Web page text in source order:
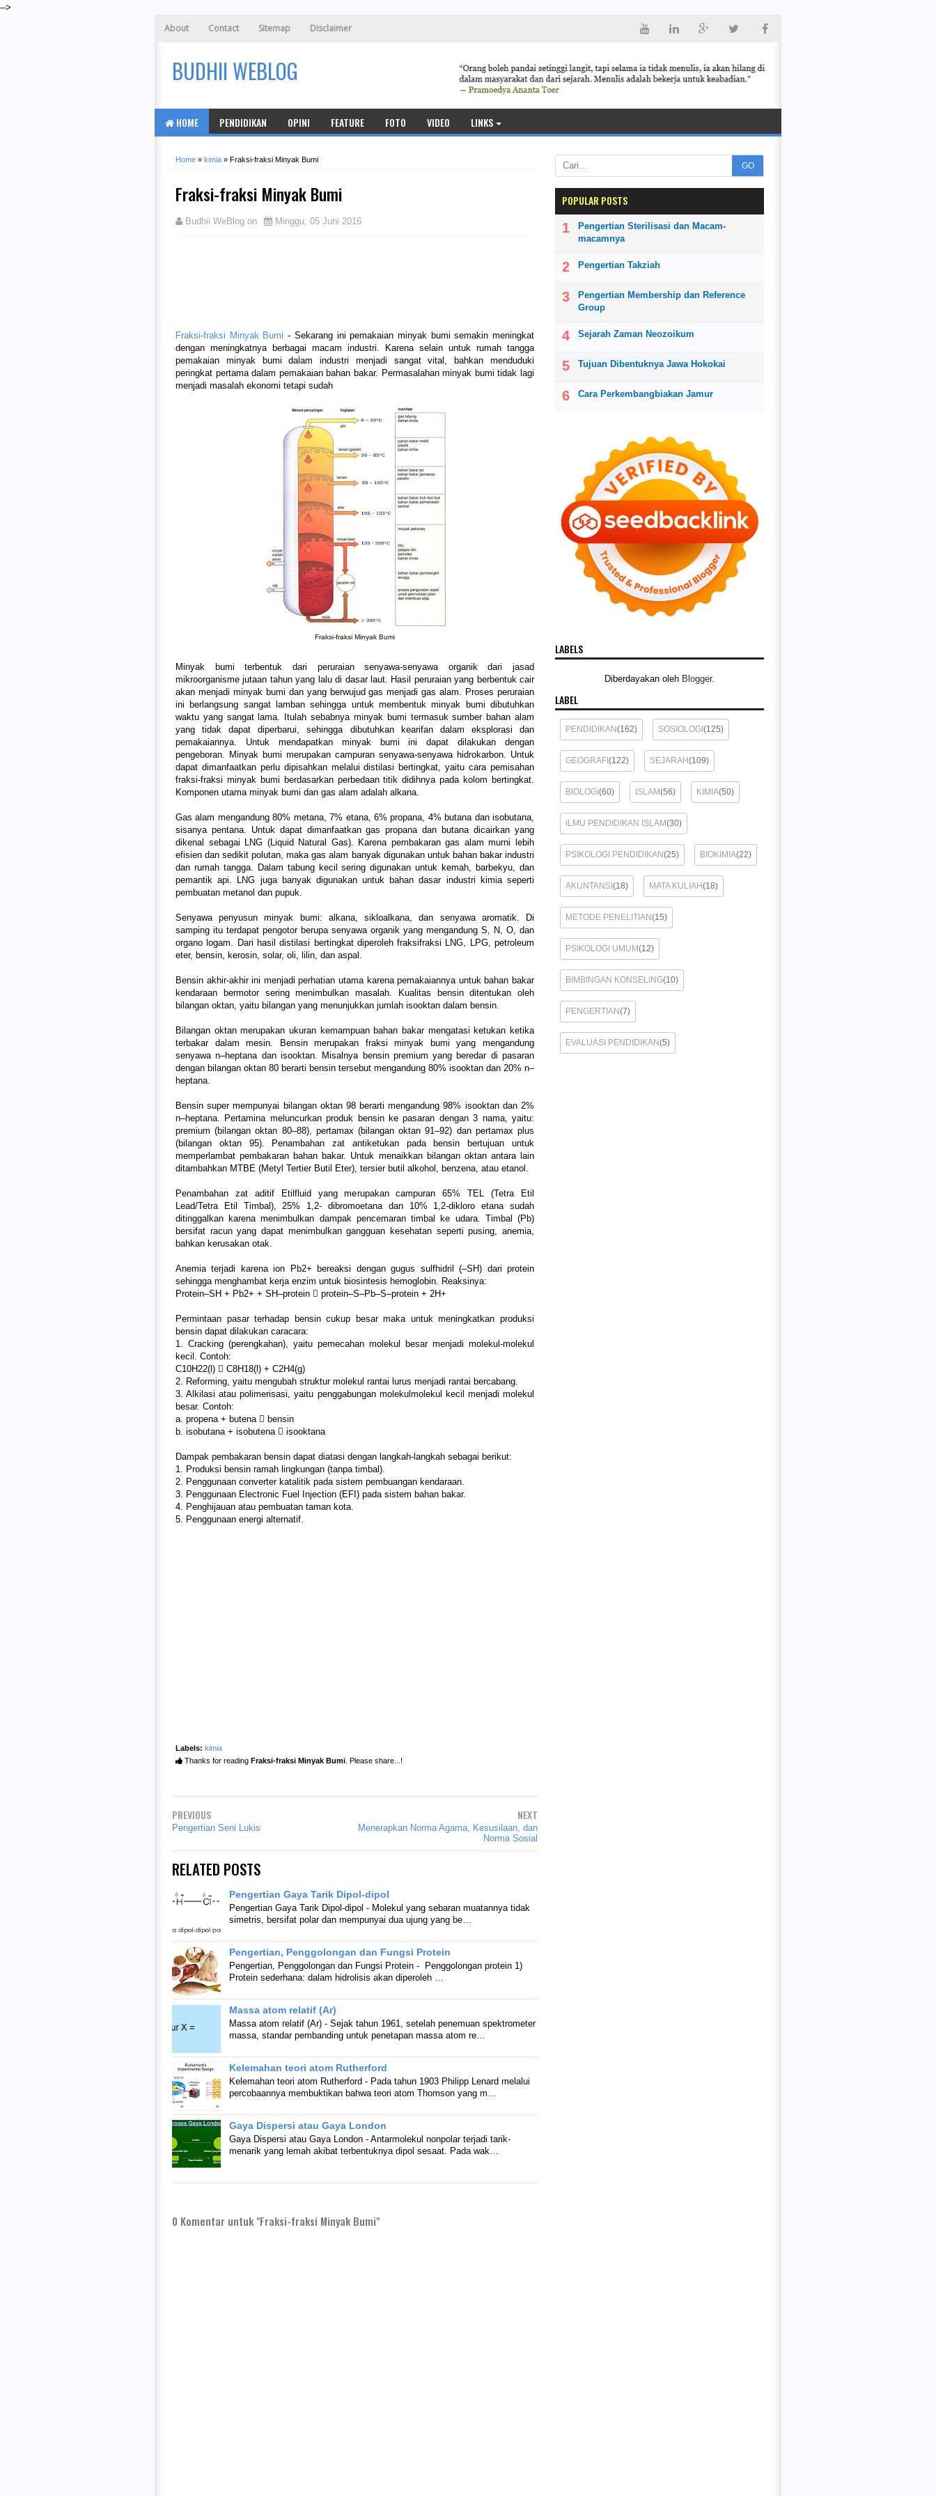
-->
About Contact Sitemap Disclaimer
BUDHII WEBLOG
HOME PENDIDIKAN OPINI FEATURE FOTO VIDEO LINKS
Home » kimia » Fraksi-fraksi Minyak Bumi
Fraksi-fraksi Minyak Bumi
Budhii WeBlog on Minggu, 05 Juni 2016
Fraksi-fraksi Minyak Bumi - Sekarang ini pemakaian minyak bumi semakin meningkat
dengan meningkatnya berbagai macam industri. Karena selain untuk rumah tangga
pemakaian minyak bumi dalam industri menjadi sangat vital, bahkan menduduki
peringkat pertama dalam pemakaian bahan bakar. Permasalahan minyak bumi tidak lagi
menjadi masalah ekonomi tetapi sudah
Fraksi-fraksi Minyak Bumi
Minyak bumi terbentuk dari peruraian senyawa-senyawa organik dari jasad
mikroorganisme jutaan tahun yang lalu di dasar laut. Hasil peruraian yang berbentuk cair
akan menjadi minyak bumi dan yang berwujud gas menjadi gas alam. Proses peruraian
ini berlangsung sangat lamban sehingga untuk membentuk minyak bumi dibutuhkan
waktu yang sangat lama. Itulah sebabnya minyak bumi termasuk sumber bahan alam
yang tidak dapat diperbarui, sehingga dibutuhkan kearifan dalam eksplorasi dan
pemakaiannya. Untuk mendapatkan minyak bumi ini dapat dilakukan dengan
pengeboran. Minyak bumi merupakan campuran senyawa-senyawa hidrokarbon. Untuk
dapat dimanfaatkan perlu dipisahkan melalui distilasi bertingkat, yaitu cara pemisahan
fraksi-fraksi minyak bumi berdasarkan perbedaan titik didihnya pada kolom bertingkat.
Komponen utama minyak bumi dan gas alam adalah alkana.
Gas alam mengandung 80% metana, 7% etana, 6% propana, 4% butana dan isobutana,
sisanya pentana. Untuk dapat dimanfaatkan gas propana dan butana dicairkan yang
dikenal sebagai LNG (Liquid Natural Gas). Karena pembakaran gas alam murni lebih
efisien dan sedikit polutan, maka gas alam banyak digunakan untuk bahan bakar industri
dan rumah tangga. Dalam tabung kecil sering digunakan untuk kemah, barbekyu, dan
pemantik api. LNG juga banyak digunakan untuk bahan dasar industri kimia seperti
pembuatan metanol dan pupuk.
Senyawa penyusun minyak bumi: alkana, sikloalkana, dan senyawa aromatik. Di
samping itu terdapat pengotor berupa senyawa organik yang mengandung S, N, O, dan
organo logam. Dari hasil distilasi bertingkat diperoleh fraksifraksi LNG, LPG, petroleum
eter, bensin, kerosin, solar, oli, lilin, dan aspal.
Bensin akhir-akhir ini menjadi perhatian utama karena pemakaiannya untuk bahan bakar
kendaraan bermotor sering menimbulkan masalah. Kualitas bensin ditentukan oleh
bilangan oktan, yaitu bilangan yang menunjukkan jumlah isooktan dalam bensin.
Bilangan oktan merupakan ukuran kemampuan bahan bakar mengatasi ketukan ketika
terbakar dalam mesin. Bensin merupakan fraksi minyak bumi yang mengandung
senyawa n–heptana dan isooktan. Misalnya bensin premium yang beredar di pasaran
dengan bilangan oktan 80 berarti bensin tersebut mengandung 80% isooktan dan 20% n–
heptana.
Bensin super mempunyai bilangan oktan 98 berarti mengandung 98% isooktan dan 2%
n–heptana. Pertamina meluncurkan produk bensin ke pasaran dengan 3 nama, yaitu:
premium (bilangan oktan 80–88), pertamax (bilangan oktan 91–92) dan pertamax plus
(bilangan oktan 95). Penambahan zat antiketukan pada bensin bertujuan untuk
memperlambat pembakaran bahan bakar. Untuk menaikkan bilangan oktan antara lain
ditambahkan MTBE (Metyl Tertier Butil Eter), tersier butil alkohol, benzena, atau etanol.
Penambahan zat aditif Etilfluid yang merupakan campuran 65% TEL (Tetra Etil
Lead/Tetra Etil Timbal), 25% 1,2- dibromoetana dan 10% 1,2-dikloro etana sudah
ditinggalkan karena menimbulkan dampak pencemaran timbal ke udara. Timbal (Pb)
bersifat racun yang dapat menimbulkan gangguan kesehatan seperti pusing, anemia,
bahkan kerusakan otak.
Anemia terjadi karena ion Pb2+ bereaksi dengan gugus sulfhidril (–SH) dari protein
sehingga menghambat kerja enzim untuk biosintesis hemoglobin. Reaksinya:
Protein–SH + Pb2+ + SH–protein 􀁯 protein–S–Pb–S–protein + 2H+
Permintaan pasar terhadap bensin cukup besar maka untuk meningkatkan produksi
bensin dapat dilakukan caracara:
1. Cracking (perengkahan), yaitu pemecahan molekul besar menjadi molekul-molekul
kecil. Contoh:
C10H22(l) 􀁯 C8H18(l) + C2H4(g)
2. Reforming, yaitu mengubah struktur molekul rantai lurus menjadi rantai bercabang.
3. Alkilasi atau polimerisasi, yaitu penggabungan molekulmolekul kecil menjadi molekul
besar. Contoh:
a. propena + butena 􀁯 bensin
b. isobutana + isobutena 􀁯 isooktana
Dampak pembakaran bensin dapat diatasi dengan langkah-langkah sebagai berikut:
1. Produksi bensin ramah lingkungan (tanpa timbal).
2. Penggunaan converter katalitik pada sistem pembuangan kendaraan.
3. Penggunaan Electronic Fuel Injection (EFI) pada sistem bahan bakar.
4. Penghijauan atau pembuatan taman kota.
5. Penggunaan energi alternatif.
Labels: kimia
Thanks for reading Fraksi-fraksi Minyak Bumi . Please share...!
PREVIOUS
Pengertian Seni Lukis
NEXT
Menerapkan Norma Agama, Kesusilaan, dan
Norma Sosial
RELATED POSTS
Pengertian Gaya Tarik Dipol-dipol
Pengertian Gaya Tarik Dipol-dipol - Molekul yang sebaran muatannya tidak
simetris, bersifat polar dan mempunyai dua ujung yang be…
Pengertian, Penggolongan dan Fungsi Protein
Pengertian, Penggolongan dan Fungsi Protein - Penggolongan protein 1)
Protein sederhana: dalam hidrolisis akan diperoleh …
Massa atom relatif (Ar)
Massa atom relatif (Ar) - Sejak tahun 1961, setelah penemuan spektrometer
massa, standar pembanding untuk penetapan massa atom re…
Kelemahan teori atom Rutherford
Kelemahan teori atom Rutherford - Pada tahun 1903 Philipp Lenard melalui
percobaannya membuktikan bahwa teori atom Thomson yang m…
Gaya Dispersi atau Gaya London
Gaya Dispersi atau Gaya London - Antarmolekul nonpolar terjadi tarik-
menarik yang lemah akibat terbentuknya dipol sesaat. Pada wak…
0 Komentar untuk "Fraksi-fraksi Minyak Bumi"
GO
POPULAR POSTS
Pengertian Sterilisasi dan Macam-
macamnya
Pengertian Takziah
Pengertian Membership dan Reference
Group
Sejarah Zaman Neozoikum
Tujuan Dibentuknya Jawa Hokokai
Cara Perkembangbiakan Jamur
LABELS
Diberdayakan oleh Blogger.
LABEL
PENDIDIKAN(162) SOSIOLOGI(125)
GEOGRAFI(122) SEJARAH(109)
BIOLOGI(60) ISLAM(56) KIMIA(50)
ILMU PENDIDIKAN ISLAM(30)
PSIKOLOGI PENDIDIKAN(25) BIOKIMIA(22)
AKUNTANSI(18) MATA KULIAH(18)
METODE PENELITIAN(15)
PSIKOLOGI UMUM(12)
BIMBINGAN KONSELING(10)
PENGERTIAN(7)
EVALUASI PENDIDIKAN(5)